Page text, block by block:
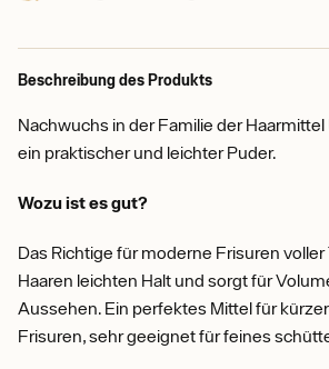
Beschreibung des Produkts
Nachwuchs in der Familie der
ein praktischer und leichter Puder.
Wozu ist es gut?
Das Richtige für moderne Frisuren
Haaren leichten Halt und sorgt für
Aussehen. Ein perfektes Mittel für
Frisuren, sehr geeignet für feines